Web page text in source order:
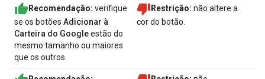
Recomendação: verifique
se os botões Adicionar à
Carteira do Googleestão do
mesmo tamanho ou maiores
que os outros.
Restrição: não altere a
cor do botão.